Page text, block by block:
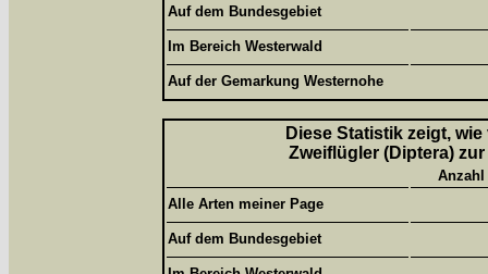
Auf dem Bundesgebiet
Im Bereich Westerwald
Auf der Gemarkung Westernohe
Diese Statistik zeigt,
Zweiflügler (Diptera)
Alle Arten meiner Page
Auf dem Bundesgebiet